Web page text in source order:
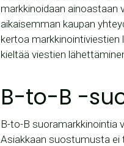
markkinoidaan ainoastaan
aikaisemman kaupan
kertoa
kieltää viestien
B-to-B -
B-to-B suoramarkkinointia
Asiakkaan suostumusta ei